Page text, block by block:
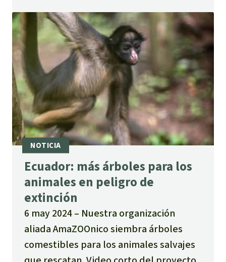
Ecuador: más árboles para los
animales en peligro de
extinción
6 may 2024
Nuestra organización
aliada AmaZOOnico siembra árboles
comestibles para los animales salvajes